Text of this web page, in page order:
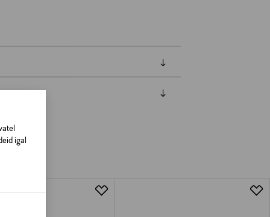
igal
Suletud pakendis toodete puhul
olema avamata originaalpakendis.